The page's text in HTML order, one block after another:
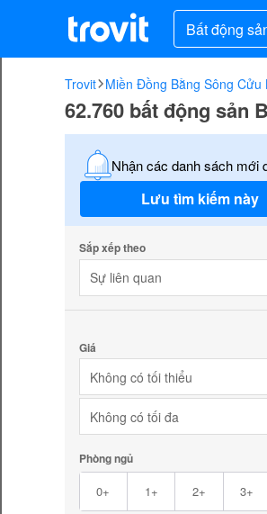
Bất động
o bán
Trovit Miền Đồng Bằng Sông Cửu
62.760 bất động sản
Nhận các danh sách mới
Lưu tìm kiếm này
Sắp xếp theo
Sự liên quan
Giá
Không có tối thiểu
Không có tối đa
Phòng ngủ
0+ 1+ 2+ 3+